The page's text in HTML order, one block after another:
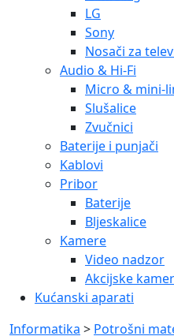
Informatika >Potrošni
Canon tinta
Šifra artikla:can-pgi7b
GOTOVINA:17,34€
NA RATE:18,55€
Dodaj u košaricu
Ispiši proizvod
Specifikacije
Povezani proizvodi